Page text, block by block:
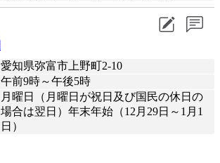
愛知県弥富市上野町2-10
午前9時～午後5時
月曜日（月曜日が祝日及び国民の休日の
場合は翌日）年末年始（12月29日～1月1
日）